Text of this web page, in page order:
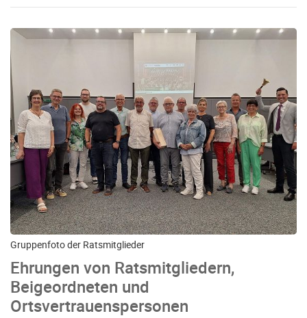
Gruppenfoto der Ratsmitglieder
Ehrungen von Ratsmitgliedern,
Beigeordneten und
Ortsvertrauenspersonen